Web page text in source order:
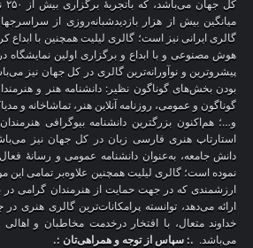
میانگین بیش از هزار بازدیدشبانه‌روزی از
گالری ایرانی نیز است؛ گالری لیلیت همچنین با ابداع
هوش مصنوعی و با ابداع و برگزاری اولین نمایشگاه
پیشروترین و نوآورانه‌ترین گالری در کل جهان نیز
بودن بخش‌های گوناگون نظیر: دانشنامه هنر و
گوناگون و عمومی، روزنامه آنلاین هنر، تماشاخانه و
و…؛ هم‌اکنون بزرگترین دانشنامه بیوگرافی
استارتاپ هنری فارسی زبان در کل جهان نیز
دانش جامعه، به‌عنوان دانشنامه عمومی و رسانهٔ
نموده است؛ گالری لیلیت همچنین علاوه‌بر تمامی این
ارزشمندی که در جهت حمایت از هنرمندان گرامی در
ارائه می‌دهد، توانسته پرامکانات‌ترین گالری هنری در
خداوند متعال، با افتخار درخدمت مخاطبان و
می‌باشد. .: سپاس از توجه و همراهی‌تان :.